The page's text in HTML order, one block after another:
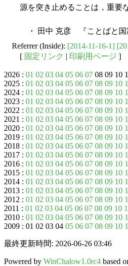
源を突き止めることは，重要
・ 田中 克彦 『ことばと国
Referrer (Inside): [2014-11-16-1]
[ 固定リンク | 印刷用ページ ]
2026 : 01 02 03 04 05 06 07 08 09 10
2025 : 01 02 03 04 05 06 07 08 09 10
2024 : 01 02 03 04 05 06 07 08 09 10
2023 : 01 02 03 04 05 06 07 08 09 10
2022 : 01 02 03 04 05 06 07 08 09 10
2021 : 01 02 03 04 05 06 07 08 09 10
2020 : 01 02 03 04 05 06 07 08 09 10
2019 : 01 02 03 04 05 06 07 08 09 10
2018 : 01 02 03 04 05 06 07 08 09 10
2017 : 01 02 03 04 05 06 07 08 09 10
2016 : 01 02 03 04 05 06 07 08 09 10
2015 : 01 02 03 04 05 06 07 08 09 10
2014 : 01 02 03 04 05 06 07 08 09 10
2013 : 01 02 03 04 05 06 07 08 09 10
2012 : 01 02 03 04 05 06 07 08 09 10
2011 : 01 02 03 04 05 06 07 08 09 10
2010 : 01 02 03 04 05 06 07 08 09 10
2009 : 01 02 03 04 05 06 07 08 09 10
最終更新時間: 2026-06-26 03:46
Powered by WinChalow1.0rc4 based